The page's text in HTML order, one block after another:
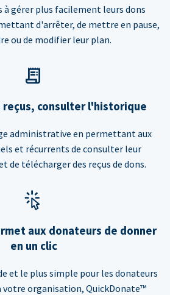
à gérer plus facilement leurs dons
d'arrêter, de mettre en pause,
ou de modifier leur plan.
reçus, consulter l'historique
administrative en permettant aux
et récurrents de consulter leur
de télécharger des reçus de dons.
aux donateurs de donner
en un clic
et le plus simple pour les donateurs
votre organisation, QuickDonate™